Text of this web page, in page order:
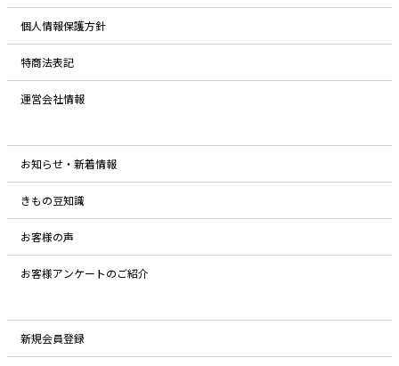
個人情報保護方針
特商法表記
運営会社情報
お知らせ・新着情報
きもの豆知識
お客様の声
お客様アンケートのご紹介
新規会員登録